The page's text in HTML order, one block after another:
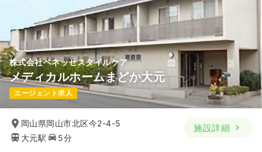
株式会社ベネッセスタイルケア
メディカルホームまどか大元
エージェント求人
岡山県岡山市北区今2-4-5
大元駅
5分
施設詳細